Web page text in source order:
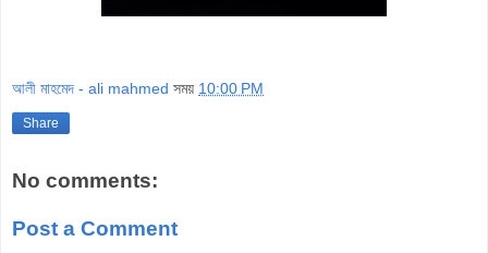
আলী মাহমেদ - ali mahmed সময় 10:00 PM
Share
No comments:
Post a Comment